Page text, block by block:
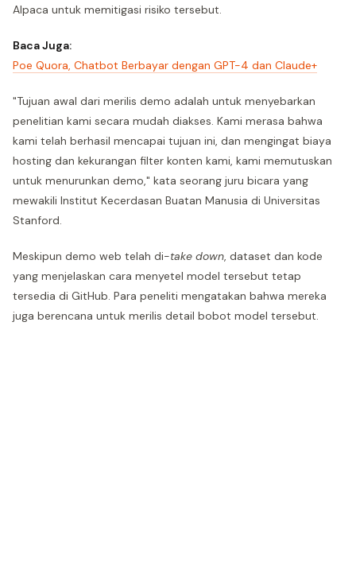
Alpaca untuk memitigasi risiko tersebut.
Baca Juga:
Poe Quora, Chatbot Berbayar dengan GPT-4 dan Claude+
"Tujuan awal dari merilis demo adalah untuk menyebarkan
penelitian kami secara mudah diakses. Kami merasa bahwa
kami telah berhasil mencapai tujuan ini, dan mengingat biaya
hosting dan kekurangan filter konten kami, kami memutuskan
untuk menurunkan demo," kata seorang juru bicara yang
mewakili Institut Kecerdasan Buatan Manusia di Universitas
Stanford.
Meskipun demo web telah di-take down, dataset dan kode
yang menjelaskan cara menyetel model tersebut tetap
tersedia di GitHub. Para peneliti mengatakan bahwa mereka
juga berencana untuk merilis detail bobot model tersebut.